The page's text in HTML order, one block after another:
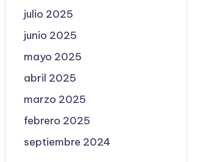
julio 2025
junio 2025
mayo 2025
abril 2025
marzo 2025
febrero 2025
septiembre 2024